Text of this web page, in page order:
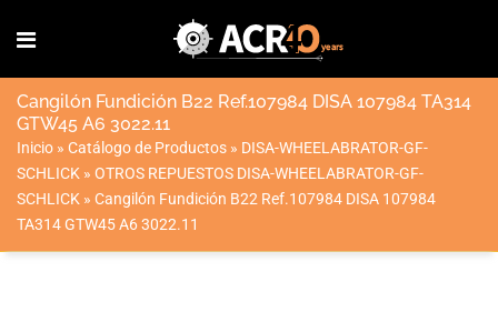
Cangilón Fundición B22 Ref.107984 DISA 107984 TA314
GTW45 A6 3022.11
Inicio » Catálogo de Productos » DISA-WHEELABRATOR-GF-
SCHLICK » OTROS REPUESTOS DISA-WHEELABRATOR-GF-
SCHLICK » Cangilón Fundición B22 Ref.107984 DISA 107984
TA314 GTW45 A6 3022.11